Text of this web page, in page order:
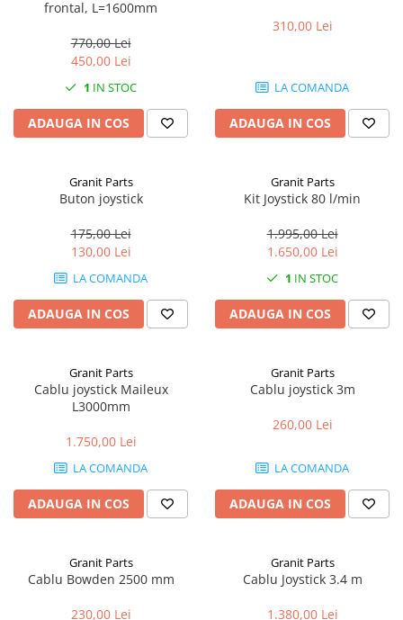
1.8.6. Transmisie punte fața 4 WD
1.8.7. Direcție
1.8.8. Cabluri ambreiaj și
1.8.9. Pompe ambreiaj
1.8.10. Volante
1.8.11. Ambreaje lamelare și
elastice
frontal, L=1600mm
770,00 Lei
450,00 Lei
1 IN STOC
ADAUGA IN COS
310,00 Lei
LA COMANDA
ADAUGA IN COS
Granit Parts
Buton joystick
175,00 Lei
130,00 Lei
LA COMANDA
ADAUGA IN COS
Granit Parts
Kit Joystick 80 l/min
1.995,00 Lei
1.650,00 Lei
1 IN STOC
ADAUGA IN COS
Granit Parts
Cablu joystick Maileux
L3000mm
1.750,00 Lei
LA COMANDA
ADAUGA IN COS
Granit Parts
Cablu joystick 3m
260,00 Lei
LA COMANDA
ADAUGA IN COS
Granit Parts
Cablu Bowden 2500 mm
230,00 Lei
Granit Parts
Cablu Joystick 3.4 m
1.380,00 Lei